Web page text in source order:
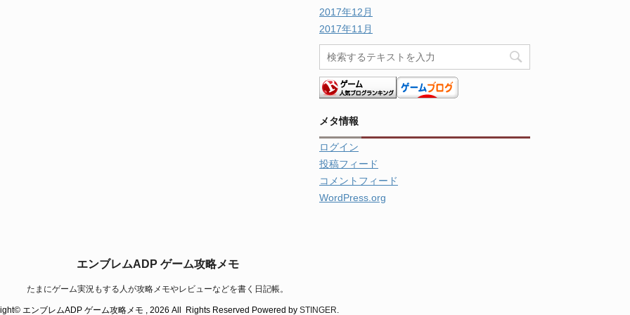
2017年12月
2017年11月
メタ情報
ログイン
投稿フィード
コメントフィード
WordPress.org
エンブレムADP ゲーム攻略メモ
たまにゲーム実況もする人が攻略メモやレビューなどを書く日記帳。
エンブレムADP ゲーム攻略メモ , 2026 All Rights Reserved Powered by STINGER.